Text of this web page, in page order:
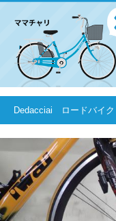
Dedacciai ロードバイ